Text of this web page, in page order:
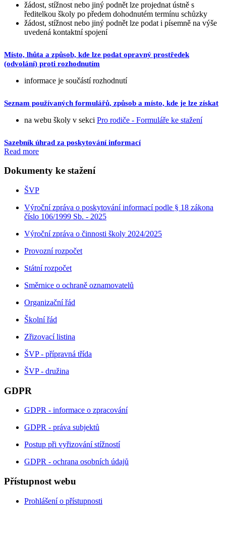
žádost, stížnost nebo jiný podnět lze projednat ústně s
ředitelkou školy po předem dohodnutém termínu schůzky
žádost, stížnost nebo jiný podnět lze podat i písemně na výše
uvedená kontaktní spojení
Místo, lhůta a způsob, kde lze podat opravný prostředek
(odvolání) proti rozhodnutím
informace je součástí rozhodnutí
Seznam používaných formulářů, způsob a místo, kde je lze získat
na webu školy v sekci Pro rodiče - Formuláře ke stažení
Sazebník úhrad za poskytování informací
Read more
Dokumenty ke stažení
ŠVP
Výroční zpráva o poskytování informací podle § 18 zákona
číslo 106/1999 Sb. - 2025
Výroční zpráva o činnosti školy 2024/2025
Provozní rozpočet
Státní rozpočet
Směrnice o ochraně oznamovatelů
Organizační řád
Školní řád
Zřizovací listina
ŠVP - přípravná třída
ŠVP - družina
GDPR
GDPR - informace o zpracování
GDPR - práva subjektů
Postup při vyřizování stížností
GDPR - ochrana osobních údajů
Přístupnost webu
Prohlášení o přístupnosti